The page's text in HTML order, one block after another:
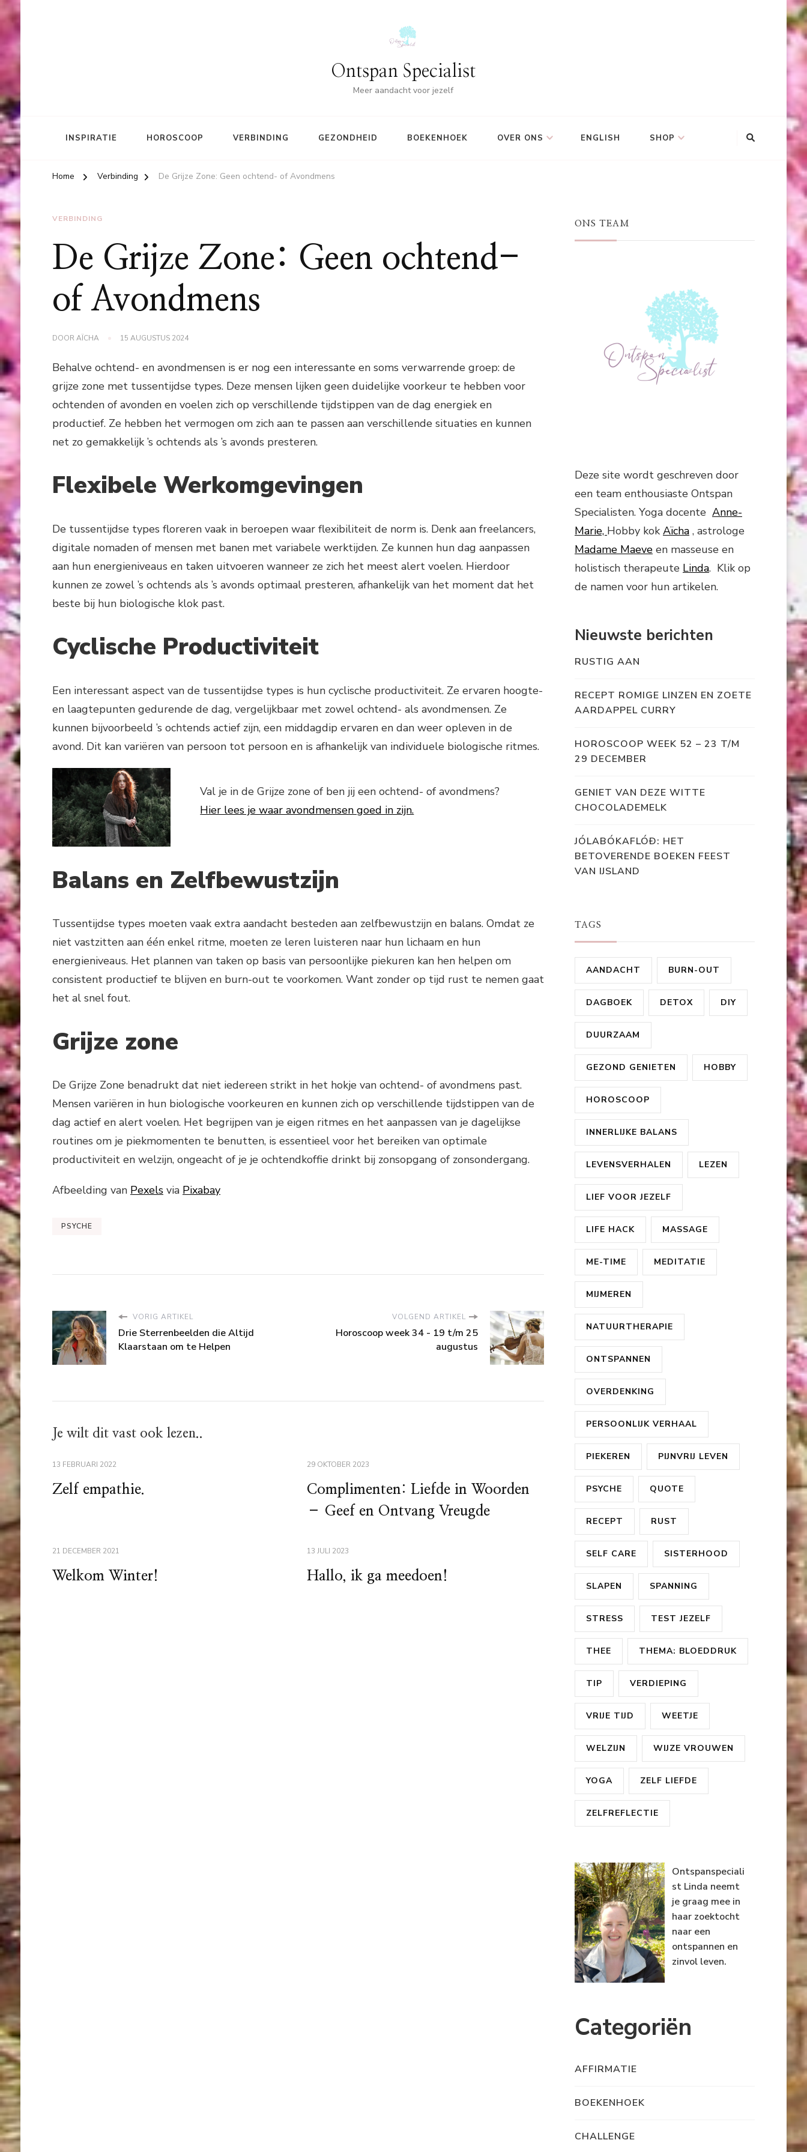
Ontspan Specialist
Meer aandacht voor jezelf
INSPIRATIE HOROSCOOP VERBINDING GEZONDHEID BOEKENHOEK OVER ONS ENGLISH SHOP
Home Verbinding De Grijze Zone: Geen ochtend- of Avondmens
VERBINDING
De Grijze Zone: Geen ochtend-
of Avondmens
DOORAÏCHA 15 AUGUSTUS 2024
Behalve ochtend- en avondmensen is er nog een interessante en soms verwarrende groep: de
grijze zone met tussentijdse types. Deze mensen lijken geen duidelijke voorkeur te hebben voor
ochtenden of avonden en voelen zich op verschillende tijdstippen van de dag energiek en
productief. Ze hebben het vermogen om zich aan te passen aan verschillende situaties en kunnen
net zo gemakkelijk ’s ochtends als ’s avonds presteren.
Flexibele Werkomgevingen
De tussentijdse types floreren vaak in beroepen waar flexibiliteit de norm is. Denk aan freelancers,
digitale nomaden of mensen met banen met variabele werktijden. Ze kunnen hun dag aanpassen
aan hun energieniveaus en taken uitvoeren wanneer ze zich het meest alert voelen. Hierdoor
kunnen ze zowel ’s ochtends als ’s avonds optimaal presteren, afhankelijk van het moment dat het
beste bij hun biologische klok past.
Cyclische Productiviteit
Een interessant aspect van de tussentijdse types is hun cyclische productiviteit. Ze ervaren hoogte-
en laagtepunten gedurende de dag, vergelijkbaar met zowel ochtend- als avondmensen. Ze
kunnen bijvoorbeeld ’s ochtends actief zijn, een middagdip ervaren en dan weer opleven in de
avond. Dit kan variëren van persoon tot persoon en is afhankelijk van individuele biologische ritmes.
Val je in de Grijze zone of ben jij een ochtend- of avondmens?
Hier lees je waar avondmensen goed in zijn.
Balans en Zelfbewustzijn
Tussentijdse types moeten vaak extra aandacht besteden aan zelfbewustzijn en balans. Omdat ze
niet vastzitten aan één enkel ritme, moeten ze leren luisteren naar hun lichaam en hun
energieniveaus. Het plannen van taken op basis van persoonlijke piekuren kan hen helpen om
consistent productief te blijven en burn-out te voorkomen. Want zonder op tijd rust te nemen gaat
het al snel fout.
Grijze zone
De Grijze Zone benadrukt dat niet iedereen strikt in het hokje van ochtend- of avondmens past.
Mensen variëren in hun biologische voorkeuren en kunnen zich op verschillende tijdstippen van de
dag actief en alert voelen. Het begrijpen van je eigen ritmes en het aanpassen van je dagelijkse
routines om je piekmomenten te benutten, is essentieel voor het bereiken van optimale
productiviteit en welzijn, ongeacht of je je ochtendkoffie drinkt bij zonsopgang of zonsondergang.
Afbeelding van Pexelsvia Pixabay
PSYCHE
VORIG ARTIKEL
Drie Sterrenbeelden die Altijd
Klaarstaan om te Helpen
VOLGEND ARTIKEL
Horoscoop week 34 - 19 t/m 25
augustus
Je wilt dit vast ook lezen..
13 FEBRUARI 2022
Zelf empathie.
29 OKTOBER 2023
Complimenten: Liefde in Woorden
– Geef en Ontvang Vreugde
21 DECEMBER 2021
Welkom Winter!
13 JULI 2023
Hallo, ik ga meedoen!
ONS TEAM
Deze site wordt geschreven door
een team enthousiaste Ontspan
Specialisten. Yoga docente Anne-
Marie, Hobby kok Aïcha, astrologe
Madame Maeveen masseuse en
holistisch therapeute Linda. Klik op
de namen voor hun artikelen.
Nieuwste berichten
RUSTIG AAN
RECEPT ROMIGE LINZEN EN ZOETE
AARDAPPEL CURRY
HOROSCOOP WEEK 52 – 23 T/M
29 DECEMBER
GENIET VAN DEZE WITTE
CHOCOLADEMELK
JÓLABÓKAFLÓÐ: HET
BETOVERENDE BOEKEN FEEST
VAN IJSLAND
TAGS
AANDACHT BURN-OUT
DAGBOEK DETOX DIY
DUURZAAM
GEZOND GENIETEN HOBBY
HOROSCOOP
INNERLIJKE BALANS
LEVENSVERHALEN LEZEN
LIEF VOOR JEZELF
LIFE HACK MASSAGE
ME-TIME MEDITATIE
MIJMEREN
NATUURTHERAPIE
ONTSPANNEN
OVERDENKING
PERSOONLIJK VERHAAL
PIEKEREN PIJNVRIJ LEVEN
PSYCHE QUOTE
RECEPT RUST
SELF CARE SISTERHOOD
SLAPEN SPANNING
STRESS TEST JEZELF
THEE THEMA: BLOEDDRUK
TIP VERDIEPING
VRIJE TIJD WEETJE
WELZIJN WIJZE VROUWEN
YOGA ZELF LIEFDE
ZELFREFLECTIE
Ontspanspeciali
st Linda neemt
je graag mee in
haar zoektocht
naar een
ontspannen en
zinvol leven.
Categoriën
AFFIRMATIE
BOEKENHOEK
CHALLENGE